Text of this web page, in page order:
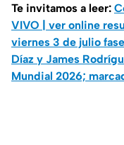
Te invitamos a leer:
VIVO | ver online
viernes 3 de julio
Díaz y James
Mundial 2026;